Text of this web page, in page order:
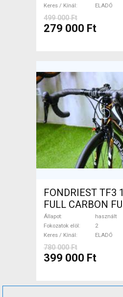
Keres / Kínál
ELADÓ
499 000 Ft
279 000 Ft
FONDRIEST TF3
FULL CARBON
ACE Országúti
használt ELADÓ
Állapot
használt
Fokozatok elöl
2
Keres / Kínál
ELADÓ
780 000 Ft
399 000 Ft